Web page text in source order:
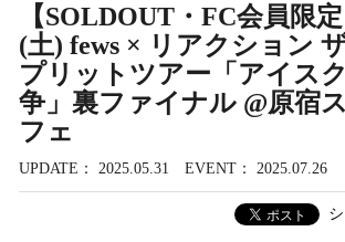
【SOLDOUT・FC会員限
(土) fews × リアクション
プリットツアー「アイス
争」裏ファイナル @原宿
フェ
UPDATE 2025.05.31 EVENT 2025.07.26